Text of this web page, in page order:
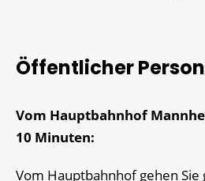
Öffentlicher
Vom Hauptbahnhof
10 Minuten:
Vom Hauptbahnhof gehen Sie